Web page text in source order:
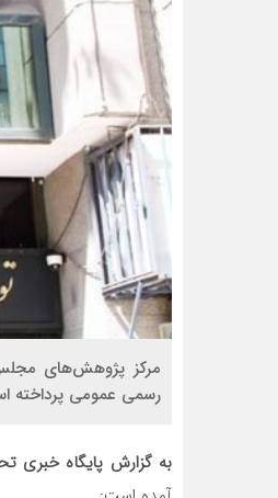
مرکز پژوهش‌های
رسمی عمومی پرداخته
به گزارش پایگاه خبری